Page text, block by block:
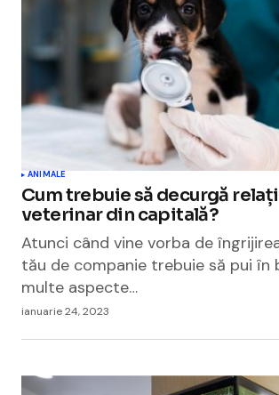
ANIMALE
Cum trebuie să decurgă
veterinar din capitală?
Atunci când vine vorba de
tău de companie trebuie să pui în
multe aspecte…
ianuarie 24, 2023